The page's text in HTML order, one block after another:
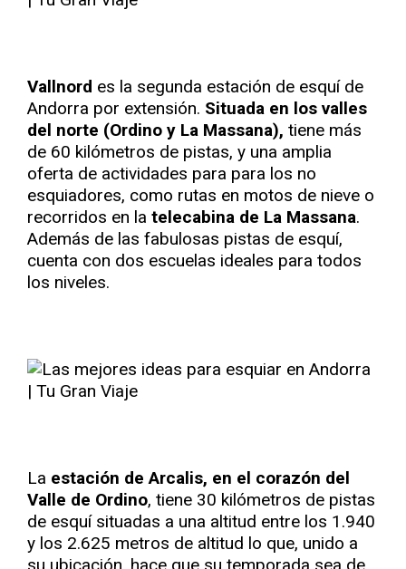
Vallnord es la segunda estación de esquí de
Andorra por extensión. Situada en los valles
del norte (Ordino y La Massana), tiene más
de 60 kilómetros de pistas, y una amplia
oferta de actividades para para los no
esquiadores, como rutas en motos de nieve o
recorridos en la telecabina de La Massana.
Además de las fabulosas pistas de esquí,
cuenta con dos escuelas ideales para todos
los niveles.
La estación de Arcalis, en el corazón del
Valle de Ordino, tiene 30 kilómetros de pistas
de esquí situadas a una altitud entre los 1.940
y los 2.625 metros de altitud lo que, unido a